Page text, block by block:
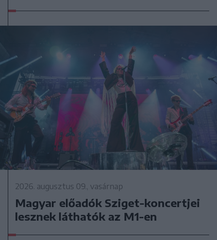
2026. augusztus 09., vasárnap
Magyar előadók Sziget-koncertjei
lesznek láthatók az M1-en